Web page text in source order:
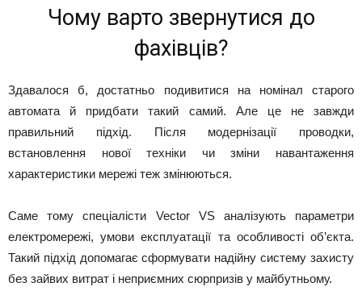
Чому варто звернутися до
фахівців?
Здавалося б, достатньо подивитися на номінал старого
автомата й придбати такий самий. Але це не завжди
правильний підхід. Після модернізації проводки,
встановлення нової техніки чи зміни навантаження
характеристики мережі теж змінюються.
Саме тому спеціалісти Vector VS аналізують параметри
електромережі, умови експлуатації та особливості об’єкта.
Такий підхід допомагає сформувати надійну систему захисту
без зайвих витрат і неприємних сюрпризів у майбутньому.